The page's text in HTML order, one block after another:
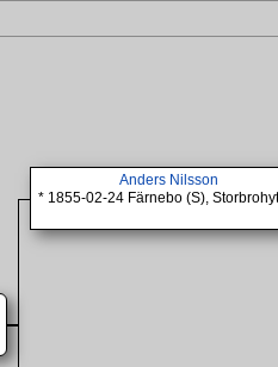
Anders Nilsson
* 1855-02-24 Färnebo (S),